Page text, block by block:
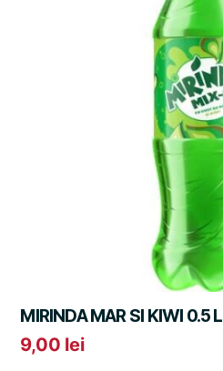
MIRINDA MAR SI KIWI 0.5 L
9,00 lei